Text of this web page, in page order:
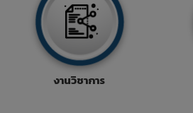
งานวิชาการ